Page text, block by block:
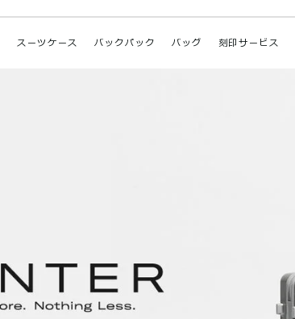
スーツケース バックパック バッグ 刻印サービス